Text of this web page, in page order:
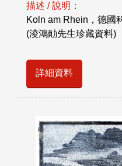
描述 / 說明：
Koln am Rhein，德國
(淩鴻勛先生珍藏資料)
詳細資料